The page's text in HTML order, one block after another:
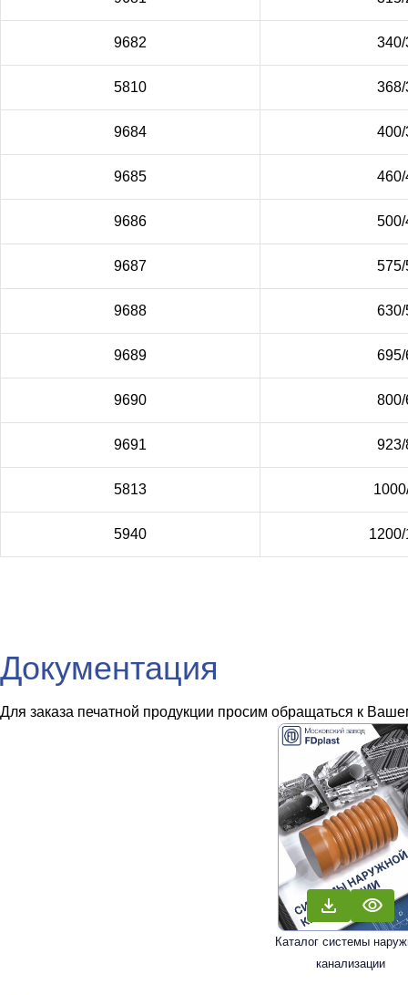
9682
5810
9684
9685
9686
9687
9688
9689
9690
9691
5813
5940
Документация
Для заказа печатной продукции просим обращаться к
Каталог системы
канализации